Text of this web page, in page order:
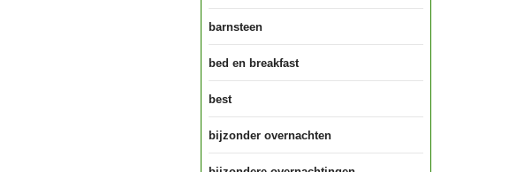
barnsteen
bed en breakfast
best
bijzonder overnachten